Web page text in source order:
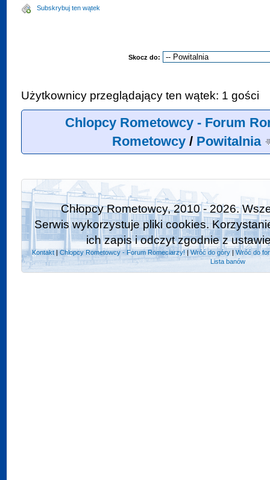
Subskrybuj ten wątek
Skocz do:
Użytkownicy przeglądający ten wątek: 1 gości
Chlopcy Rometowcy - Forum
Rometowcy/ Powitalnia
Chłopcy Rometowcy, 2010 - 2026.
Serwis wykorzystuje pliki cookies.
ich zapis i odczyt zgodnie z
Kontakt| Chlopcy Rometowcy - Forum Romeciarzy! |Wróć do góry| Wróć do
Lista banów